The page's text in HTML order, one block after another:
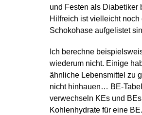
und Festen als Diabetiker
Hilfreich ist vielleicht
Schokohase aufgelistet
Ich berechne
wiederum nicht. Einige
ähnliche Lebensmittel zu
nicht hinhauen… BE-
verwechseln KEs und
Kohlenhydrate für eine